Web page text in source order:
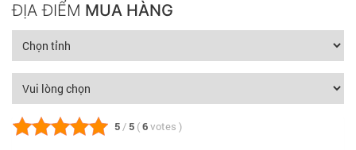
ĐỊA ĐIỂM MUA HÀNG
5 / 5 ( 6 votes )